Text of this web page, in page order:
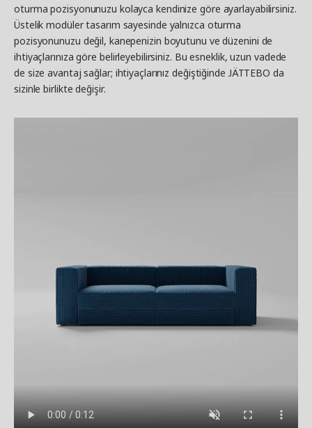
oturma pozisyonunuzu kolayca kendinize göre ayarlayabilirsiniz.
Üstelik modüler tasarım sayesinde yalnızca oturma
pozisyonunuzu değil, kanepenizin boyutunu ve düzenini de
ihtiyaçlarınıza göre belirleyebilirsiniz. Bu esneklik, uzun vadede
de size avantaj sağlar; ihtiyaçlarınız değiştiğinde JÄTTEBO da
sizinle birlikte değişir.